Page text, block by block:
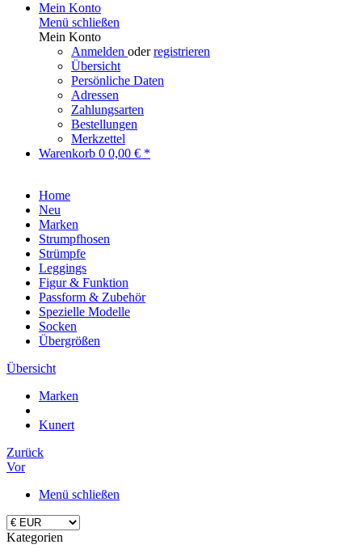
Mein Konto
Menü schließen
Mein Konto
Anmelden oderregistrieren
Übersicht
Persönliche Daten
Adressen
Zahlungsarten
Bestellungen
Merkzettel
Warenkorb 0 0,00 € *
Home
Neu
Marken
Strumpfhosen
Strümpfe
Leggings
Figur & Funktion
Passform & Zubehör
Spezielle Modelle
Socken
Übergrößen
Übersicht
Marken
Kunert
Zurück
Vor
Menü schließen
Kategorien